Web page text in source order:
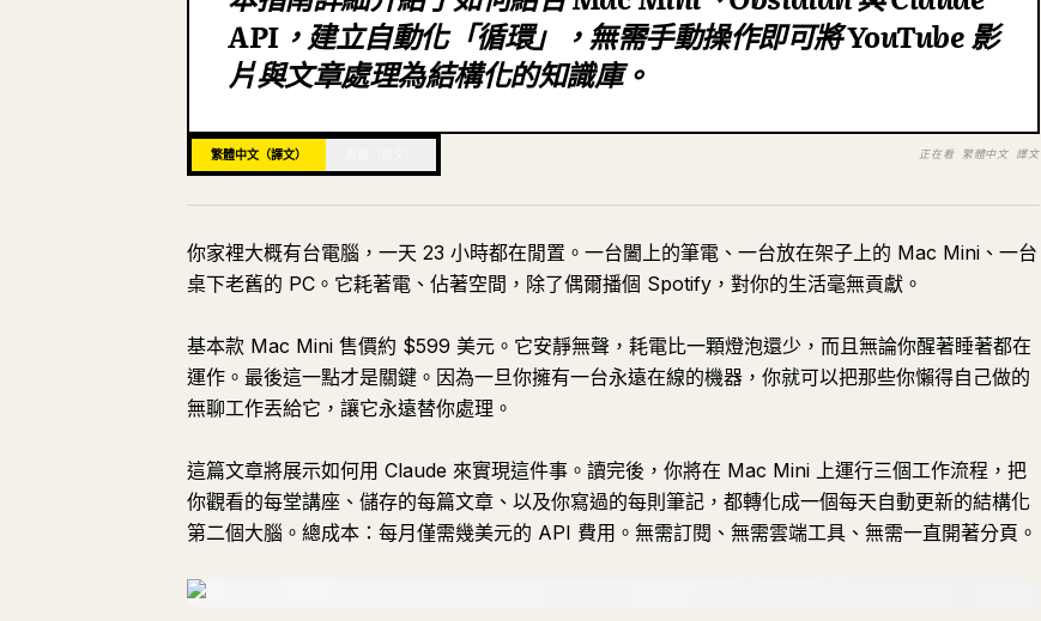
API，建立自動化「循環」，無需手動操作即可將 YouTube 影
片與文章處理為結構化的知識庫。
繁體中文（譯文） 正在看 繁體中文 譯文
你家裡大概有台電腦，一天 23 小時都在閒置。一台闔上的筆電、一台放在架子上的 Mac Mini、一台
桌下老舊的 PC。它耗著電、佔著空間，除了偶爾播個 Spotify，對你的生活毫無貢獻。
基本款 Mac Mini 售價約 $599 美元。它安靜無聲，耗電比一顆燈泡還少，而且無論你醒著睡著都在
運作。最後這一點才是關鍵。因為一旦你擁有一台永遠在線的機器，你就可以把那些你懶得自己做的
無聊工作丟給它，讓它永遠替你處理。
這篇文章將展示如何用 Claude 來實現這件事。讀完後，你將在 Mac Mini 上運行三個工作流程，把
你觀看的每堂講座、儲存的每篇文章、以及你寫過的每則筆記，都轉化成一個每天自動更新的結構化
第二個大腦。總成本：每月僅需幾美元的 API 費用。無需訂閱、無需雲端工具、無需一直開著分頁。